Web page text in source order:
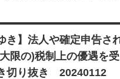
き】法人や確定申告
限の)税制上の優遇を
切り抜き 20240112